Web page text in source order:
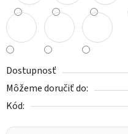
Dostupnosť
Môžeme doručiť do:
Kód: